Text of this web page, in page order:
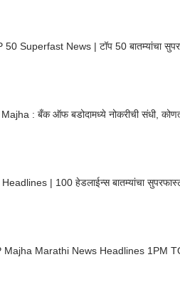
TOP 50 Superfast
: बँक ऑफ बडोदामध्ये नोकरीची संधी,
| 100 हेडलाईन्स बातम्यांचा
Majha Marathi News Headlines 1PM